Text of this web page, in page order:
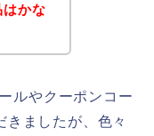
かな
ルやクーポンコー
きましたが、色々